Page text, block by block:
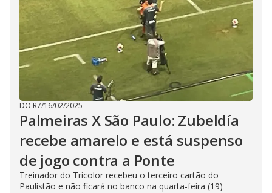
DO R7/16/02/2025
Palmeiras X São Paulo: Zubeldía
recebe amarelo e está suspenso
de jogo contra a Ponte
Treinador do Tricolor recebeu o terceiro cartão do
Paulistão e não ficará no banco na quarta-feira (19)